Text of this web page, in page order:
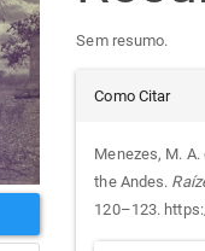
Sem resumo.
do
Como Citar
Menezes, M.
the Andes.
120–123.